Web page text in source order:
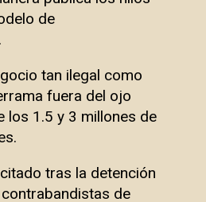
de
tan ilegal como
fuera del ojo
los 1.5 y 3 millones de
tras la detención
de